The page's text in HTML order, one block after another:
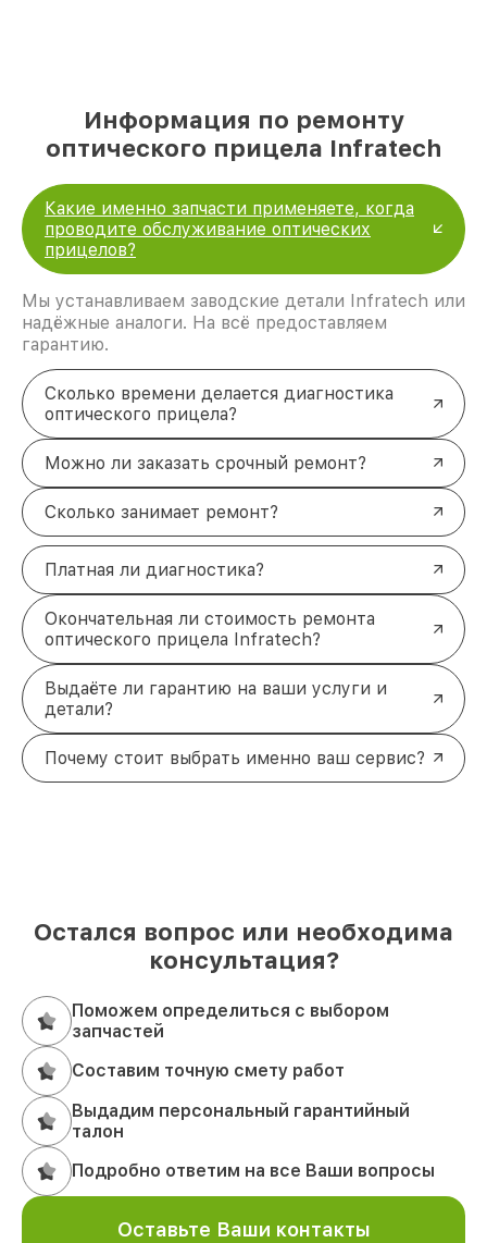
Информация по ремонту
оптического прицела Infratech
Какие именно запчасти применяете, когда
проводите обслуживание оптических
прицелов?
Мы устанавливаем заводские детали Infratech или
надёжные аналоги. На всё предоставляем
гарантию.
Сколько времени делается диагностика
оптического прицела?
Можно ли заказать срочный ремонт?
Сколько занимает ремонт?
Платная ли диагностика?
Окончательная ли стоимость ремонта
оптического прицела Infratech?
Выдаёте ли гарантию на ваши услуги и
детали?
Почему стоит выбрать именно ваш сервис?
Остался вопрос или необходима
консультация?
Поможем определиться с выбором
запчастей
Составим точную смету работ
Выдадим персональный гарантийный
талон
Подробно ответим на все Ваши вопросы
Оставьте Ваши контакты